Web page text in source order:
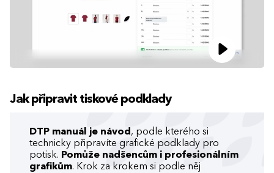
Jak připravit tiskové podklady
DTP manuál je návod , podle kterého si
technicky připravíte grafické podklady pro
potisk. Pomůže nadšencům i profesionálním
grafikům. Krok za krokem si podle něj